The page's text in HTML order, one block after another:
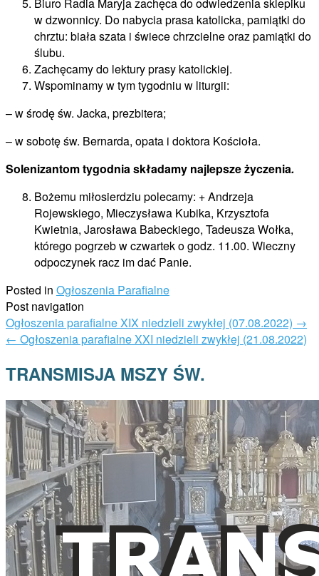
w dzwonnicy. Do nabycia prasa katolicka, pamiątki do
chrztu: biała szata i świece chrzcielne oraz pamiątki do
ślubu.
Zachęcamy do lektury prasy katolickiej.
Wspominamy w tym tygodniu w liturgii:
– w środę św. Jacka, prezbitera;
– w sobotę św. Bernarda, opata i doktora Kościoła.
Solenizantom tygodnia składamy najlepsze życzenia.
Bożemu miłosierdziu polecamy: + Andrzeja
Rojewskiego, Mieczysława Kubika, Krzysztofa
Kwietnia, Jarosława Babeckiego, Tadeusza Wołka,
którego pogrzeb w czwartek o godz. 11.00. Wieczny
odpoczynek racz im dać Panie.
Posted in Ogłoszenia Parafialne
Post navigation
Ogłoszenia parafialne XIX niedzieli zwykłej (07.08.2022) →
← Ogłoszenia parafialne XXI niedzieli zwykłej (21.08.2022)
TRANSMISJA MSZY ŚW.